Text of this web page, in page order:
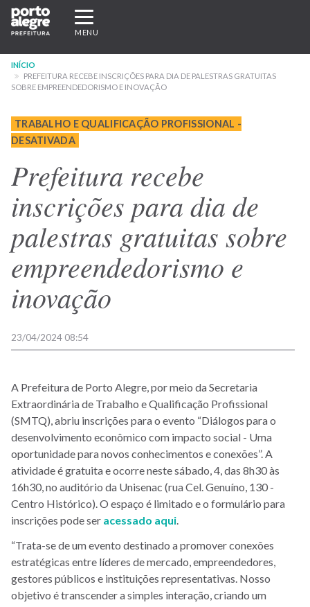
Pular
para
conteúdo
principal
Expandir/recolher
navegação
MENU
INÍCIO
PREFEITURA RECEBE INSCRIÇÕES PARA DIA DE PALESTRAS GRATUITAS
SOBRE EMPREENDEDORISMO E INOVAÇÃO
TRABALHO E QUALIFICAÇÃO PROFISSIONAL -
DESATIVADA
Prefeitura recebe
inscrições para dia de
palestras gratuitas sobre
empreendedorismo e
inovação
23/04/2024 08:54
A Prefeitura de Porto Alegre, por meio da Secretaria
Extraordinária de Trabalho e Qualificação Profissional
(SMTQ), abriu inscrições para o evento “Diálogos para o
desenvolvimento econômico com impacto social - Uma
oportunidade para novos conhecimentos e conexões”. A
atividade é gratuita e ocorre neste sábado, 4, das 8h30 às
16h30, no auditório da Unisenac (rua Cel. Genuíno, 130 -
Centro Histórico). O espaço é limitado e o formulário para
inscrições pode ser acessado aqui
“Trata-se de um evento destinado a promover conexões
estratégicas entre líderes de mercado, empreendedores,
gestores públicos e instituições representativas. Nosso
objetivo é transcender a simples interação, criando um